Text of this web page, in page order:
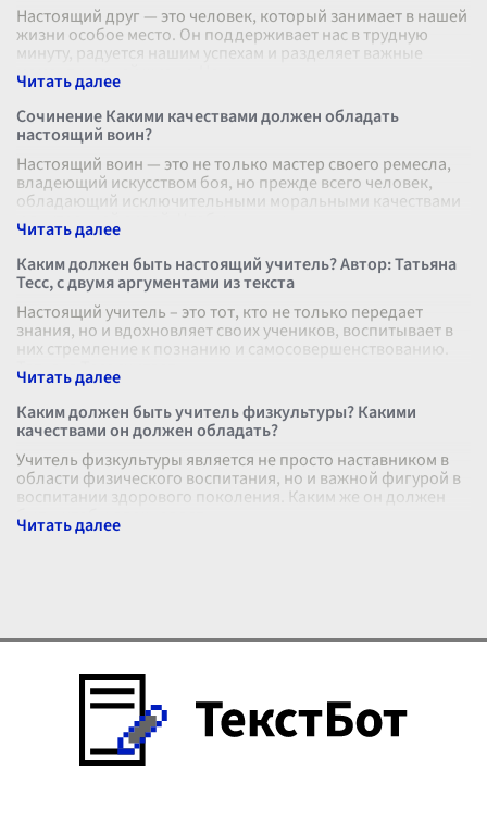
Настоящий друг — это человек, который занимает в нашей
жизни особое место. Он поддерживает нас в трудную
минуту, радуется нашим успехам и разделяет важные
моменты нашей жизни. Но к
Сочинение Какими качествами должен обладать
настоящий воин?
Настоящий воин — это не только мастер своего ремесла,
владеющий искусством боя, но прежде всего человек,
обладающий исключительными моральными качествами
и внутренней силой. Чтобы
Каким должен быть настоящий учитель? Автор: Татьяна
Тесс, с двумя аргументами из текста
Настоящий учитель – это тот, кто не только передает
знания, но и вдохновляет своих учеников, воспитывает в
них стремление к познанию и самосовершенствованию.
Татьяна Тесс считает,
Каким должен быть учитель физкультуры? Какими
качествами он должен обладать?
Учитель физкультуры является не просто наставником в
области физического воспитания, но и важной фигурой в
воспитании здорового поколения. Каким же он должен
быть, чтобы вдохновлят